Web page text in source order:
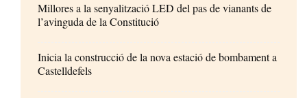
Millores a la senyalització LED del pas de vianants de
l’avinguda de la Constitució
Inicia la construcció de la nova estació de bombament a
Castelldefels